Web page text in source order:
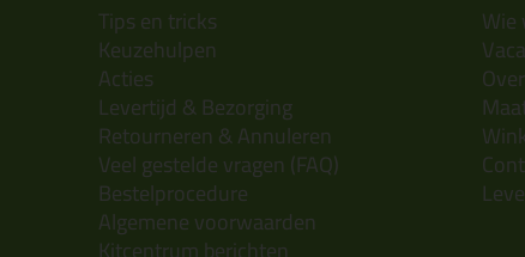
Tips en tricks
Keuzehulpen
Acties
Levertijd & Bezorging
Retourneren & Annuleren
Veel gestelde vragen (FAQ)
Bestelprocedure
Algemene voorwaarden
Wie